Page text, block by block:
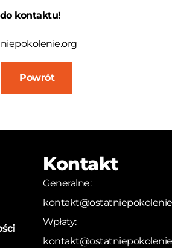
kontaktu!
Powrót
Kontakt
Generalne:
Wpłaty: